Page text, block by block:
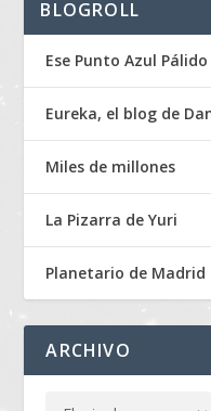
BLOGROLL
Ese Punto Azul Pálido
Eureka, el blog de
Miles de millones
La Pizarra de Yuri
Planetario de Madrid
ARCHIVO